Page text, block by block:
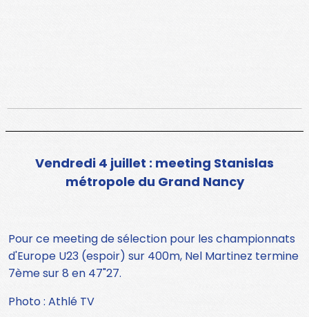
Vendredi 4 juillet : meeting Stanislas
métropole du Grand Nancy
Pour ce meeting de sélection pour les championnats
d'Europe U23 (espoir) sur 400m, Nel Martinez termine
7ème sur 8 en 47"27.
Photo : Athlé TV